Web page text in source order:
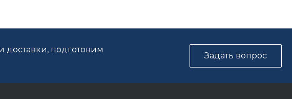
доставки, подготовим
Задать вопрос